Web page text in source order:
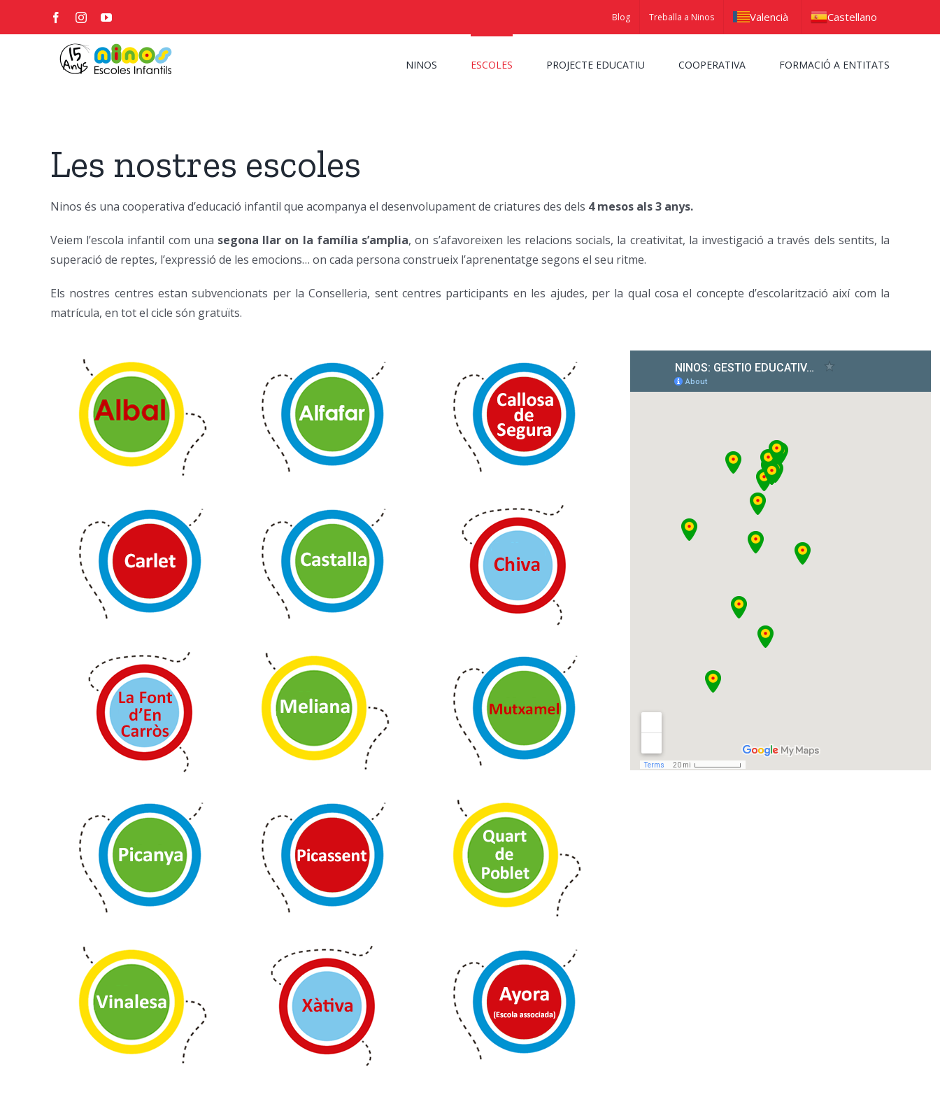
FacebookInstagramYouTube Blog Treballa a Ninos Valencià Castellano
NINOS ESCOLES PROJECTE EDUCATIU COOPERATIVA FORMACIÓ A ENTITATS
Les nostres escoles
Ninos és una cooperativa d’educació infantil que acompanya el desenvolupament de criatures des dels 4 mesos als 3 anys.
Veiem l’escola infantil com una segona llar on la família s’amplia, on s’afavoreixen les relacions socials, la creativitat, la investigació a través dels sentits, la
superació de reptes, l’expressió de les emocions… on cada persona construeix l’aprenentatge segons el seu ritme.
Els nostres centres estan subvencionats per la Conselleria, sent centres participants en les ajudes, per la qual cosa el concepte d’escolarització així com la
matrícula, en tot el cicle són gratuïts.